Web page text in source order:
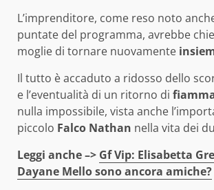
L’imprenditore, come reso noto
puntate del programma, avrebbe
moglie di tornare nuovamente
Il tutto è accaduto a ridosso dello
e l’eventualità di un ritorno di
nulla impossibile, vista anche
piccolo Falco Nathan nella vita dei
Leggi anche –> Gf Vip: Elisabetta
Dayane Mello sono ancora amiche?